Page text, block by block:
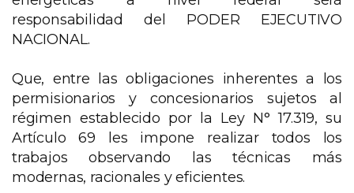
responsabilidad del PODER EJECUTIVO
NACIONAL.
Que, entre las obligaciones inherentes a los
permisionarios y concesionarios sujetos al
régimen establecido por la Ley N° 17.319, su
Artículo 69 les impone realizar todos los
trabajos observando las técnicas más
modernas, racionales y eficientes.